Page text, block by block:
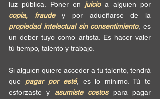
luz pública. Poner en juicio
copia, fraude
propiedad intelectual sin consentimiento, es
un deber tuyo como artista. Es hacer valer
tú tiempo, talento y trabajo.
Si alguien quiere acceder a tu talento, tendrá
que pagar por esté, es lo mínimo. Tú te
esforzaste y asumiste costos para pagar